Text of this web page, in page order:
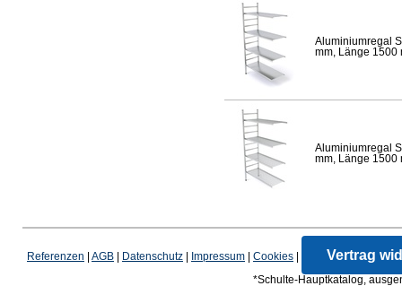
Aluminiumregal
mm, Länge 1500
Aluminiumregal
mm, Länge 1500
Referenzen AGB Datenschutz Impressum Cookies Vertrag
*Schulte-Hauptkatalog,